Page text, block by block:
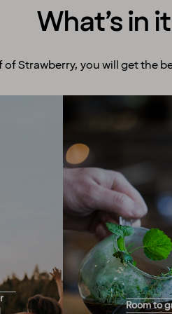
What’s in
of Strawberry, you will get the
for
Room to
Room to
With more than
across the
you endless
for career
Would you like